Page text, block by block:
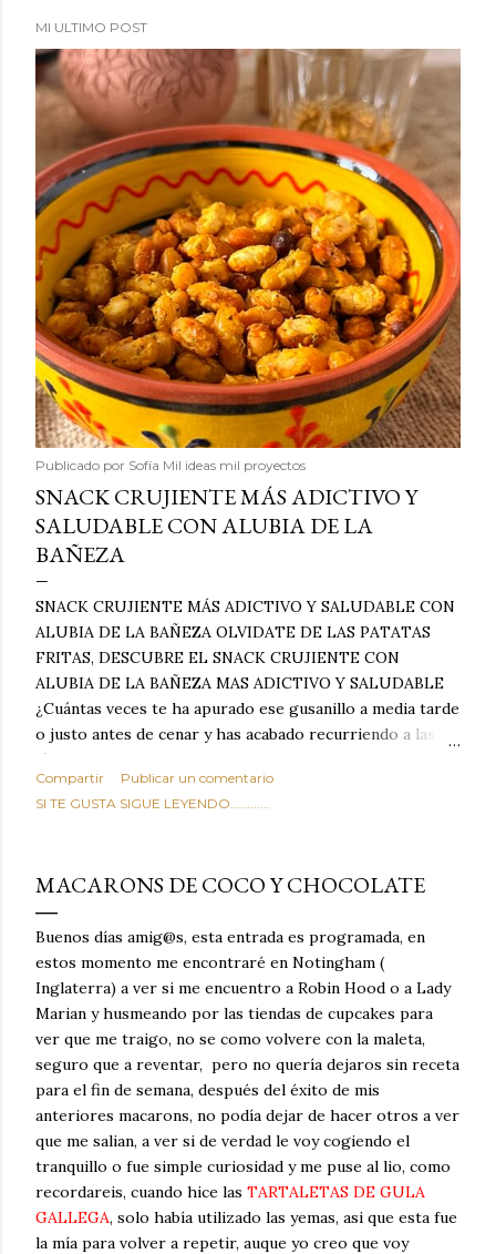
MI ULTIMO POST
Publicado por Sofía Mil ideas mil proyectos
SNACK CRUJIENTE MÁS ADICTIVO Y
SALUDABLE CON ALUBIA DE LA
BAÑEZA
SNACK CRUJIENTE MÁS ADICTIVO Y SALUDABLE CON
ALUBIA DE LA BAÑEZA OLVIDATE DE LAS PATATAS
FRITAS, DESCUBRE EL SNACK CRUJIENTE CON
ALUBIA DE LA BAÑEZA MAS ADICTIVO Y SALUDABLE
¿Cuántas veces te ha apurado ese gusanillo a media tarde
o justo antes de cenar y has acabado recurriendo a las
típicas patatas de bolsa, frutos secos fritos o snacks
ultraprocesados llenos de grasas saturadas y sodio?
Todos hemos estado ahí. Sin embargo, cuidarse no tiene
satisface. Estas alubias crujientes al horno van a cambiar
por completo tu forma de ver las legumbres. Olvídate de
asociar las alubias únicamente a los guisos tradicionales y
copiosos de invierno. Con esta receta simple pero
revolucionaria, transformaremos un ingrediente tan
humilde como la alubia de La Bañeza en un snack ligero,
dorado, cargado de proteína y 100% natural. Es el
sustituto perfecto a los frutos se...
Compartir
Publicar un comentario
SI TE GUSTA SIGUE LEYENDO............
MACARONS DE COCO Y CHOCOLATE
Buenos días amig@s, esta entrada es programada, en
estos momento me encontraré en Notingham (
Inglaterra) a ver si me encuentro a Robin Hood o a Lady
Marian y husmeando por las tiendas de cupcakes para
ver que me traigo, no se como volvere con la maleta,
seguro que a reventar, pero no quería dejaros sin receta
para el fin de semana, después del éxito de mis
anteriores macarons, no podía dejar de hacer otros a ver
que me salian, a ver si de verdad le voy cogiendo el
tranquillo o fue simple curiosidad y me puse al lio, como
recordareis, cuando hice las TARTALETAS DE GULA
GALLEGA, solo había utilizado las yemas, asi que esta fue
la mía para volver a repetir, auque yo creo que voy